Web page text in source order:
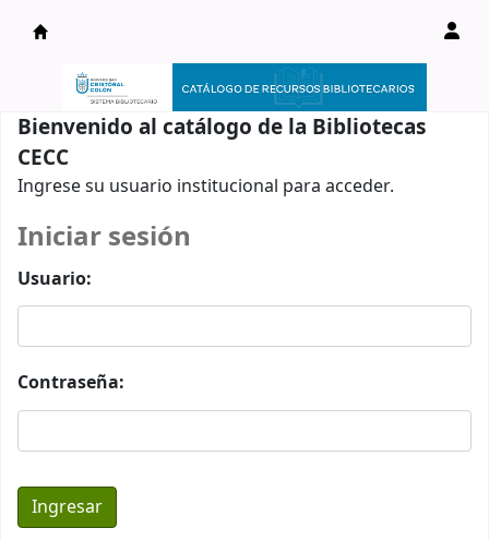
Catálogo en línea
Bienvenido al catálogo de la Bibliotecas
CECC
Ingrese su usuario institucional para acceder.
Iniciar sesión
Usuario:
Contraseña: